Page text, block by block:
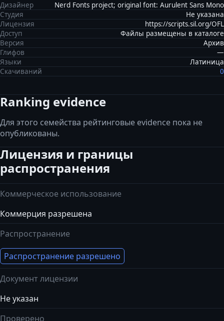
Дизайнер
Nerd Fonts project; original font: Aurulent Sans Mono
Студия
Не указана
Лицензия
https://scripts.sil.org/OFL
Доступ
Файлы размещены в каталоге
Версия
Архив
Глифов
—
Языки
Латиница
Скачиваний
0
Ranking evidence
Для этого семейства рейтинговые evidence пока не
опубликованы.
Лицензия и границы
распространения
Коммерческое использование
Коммерция разрешена
Распространение
Распространение разрешено
Документ лицензии
Не указан
Проверено